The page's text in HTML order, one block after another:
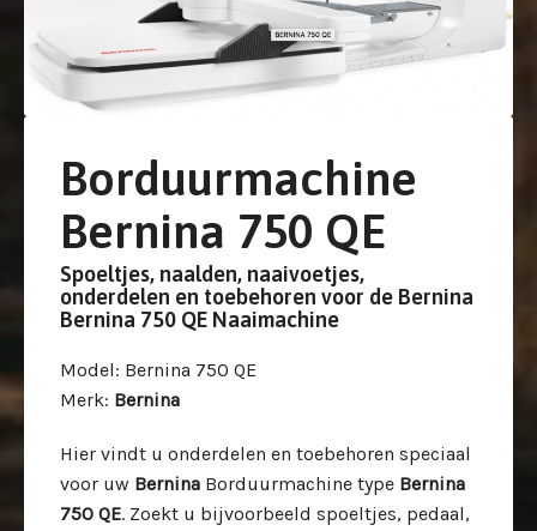
Borduurmachine
Bernina 750 QE
Spoeltjes, naalden, naaivoetjes,
onderdelen en toebehoren voor de Bernina
Bernina 750 QE Naaimachine
Model: Bernina 750 QE
Merk: Bernina
Hier vindt u onderdelen en toebehoren speciaal
voor uw Bernina Borduurmachine type Bernina
750 QE. Zoekt u bijvoorbeeld spoeltjes, pedaal,